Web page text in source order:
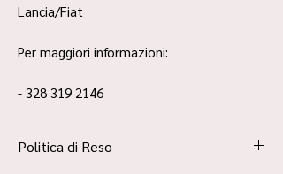
Lancia/Fiat
Per maggiori informazioni:
- 328 319 2146
Politica di Reso